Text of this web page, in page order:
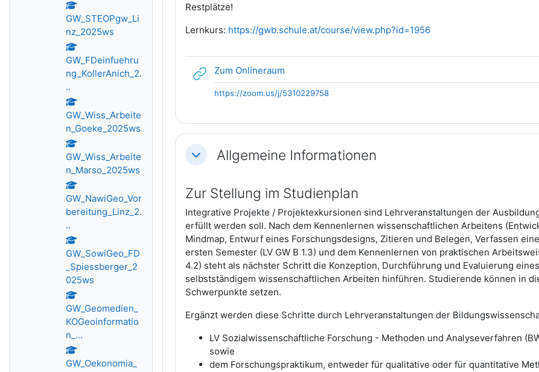
Restplätze!
Lernkurs: https://gwb.schule.at/course/view.php?id=1956
Zum OnlineraumLink/URL
https://zoom.us/j/5310229758
EinklappenAllgemeine Informationen
Zur Stellung im Studienplan
Integrative Projekte / Projektexkursionen sind Lehrveranstaltungen der
erfüllt werden soll. Nach dem Kennenlernen wissenschaftlichen Arbeitens
Mindmap, Entwurf eines Forschungsdesigns, Zitieren und Belegen, Verfassen
ersten Semester (LV GW B 1.3) und dem Kennenlernen von praktischen
4.2) steht als nächster Schritt die Konzeption, Durchführung und Evaluierung
selbstständigem wissenschaftlichen Arbeiten hinführen. Studierende können in
Schwerpunkte setzen.
Ergänzt werden diese Schritte durch Lehrveranstaltungen der
LV Sozialwissenschaftliche Forschung - Methoden und Analyseverfahren
sowie
dem Forschungspraktikum, entweder für qualitative oder für quantitative
GW_STEOPgw_Li
nz_2025ws
GW_FDeinfuehru
ng_KollerAnich_2.
..
GW_Wiss_Arbeite
n_Goeke_2025ws
GW_Wiss_Arbeite
n_Marso_2025ws
GW_NawiGeo_Vor
bereitung_Linz_2.
..
GW_SowiGeo_FD
_Spiessberger_2
025ws
GW_Geomedien_
KOGeoinformatio
n_...
GW_Oekonomia_